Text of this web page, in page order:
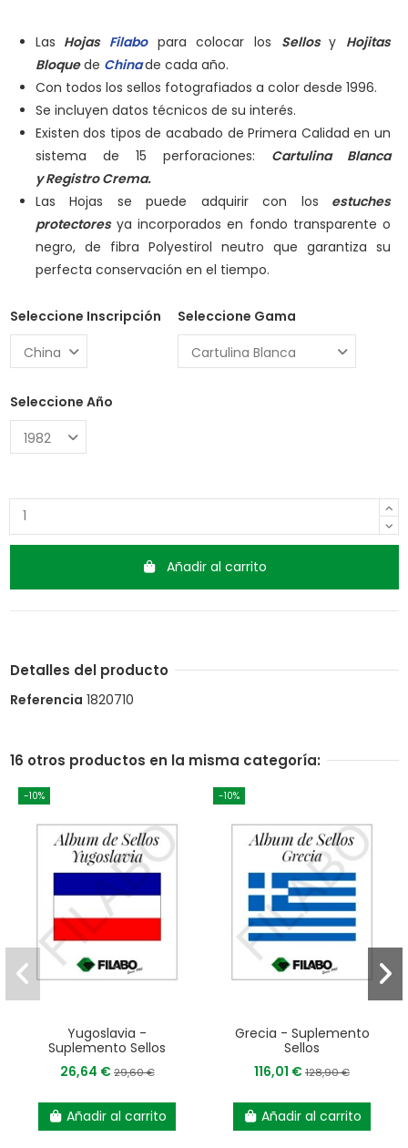
Las Hojas Filabo para colocar los Sellos y Hojitas
Bloquede Chinade cada año.
Con todos los sellos fotografiados a color desde 1996.
Se incluyen datos técnicos de su interés.
Existen dos tipos de acabado de Primera Calidad en un
sistema de 15 perforaciones: Cartulina Blanca
yRegistro Crema.
Las Hojas se puede adquirir con los estuches
protectoresya incorporados en fondo transparente o
negro, de fibra Polyestirol neutro que garantiza su
perfecta conservación en el tiempo.
Seleccione Inscripción Seleccione Gama
Seleccione Año
Añadir al carrito
Detalles del producto
Referencia 1820710
16 otros productos en la misma categoría:
-10%
Yugoslavia -
Suplemento Sellos
26,64 €29,60 €
Añadir al carrito
-10%
Grecia - Suplemento
Sellos
116,01 €128,90 €
Añadir al carrito